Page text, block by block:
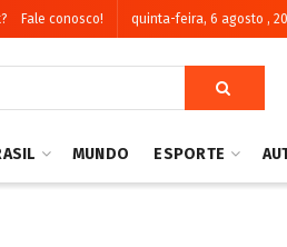
Fale conosco! quinta-feira, 6 agosto ,
MUNDO ESPORTE